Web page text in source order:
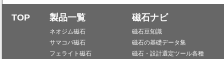
TOP 製品一覧
ネオジム磁石
サマコバ磁石
フェライト磁石
磁石ナビ
磁石豆知識
磁石の基礎データ集
磁石・設計選定ツール各種